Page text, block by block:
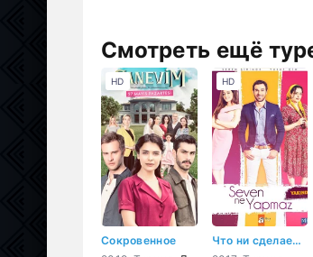
Смотреть ещё
Сокровенное
HD
Что ни сделает влюбленный
HD